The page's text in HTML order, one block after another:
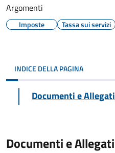
Argomenti
Imposte Tassa sui servizi
INDICE DELLA PAGINA
Documenti e Allegati
Documenti e Allegati